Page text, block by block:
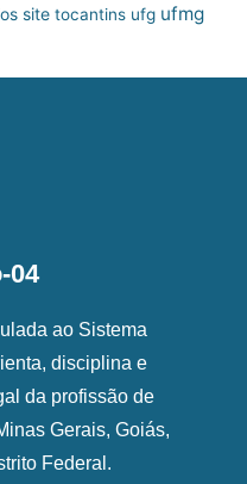
site tocantins ufg ufmg
04
ao Sistema
disciplina e
da profissão de
Gerais, Goiás,
Federal.